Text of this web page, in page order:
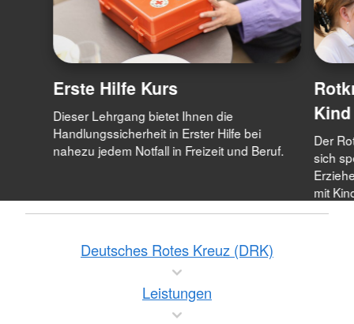
Erste Hilfe Kurs
Dieser Lehrgang bietet Ihnen die
Handlungssicherheit in Erster Hilfe bei
nahezu jedem Notfall in Freizeit und Beruf.
Kind
Der
sich
mit
Deutsches Rotes Kreuz (DRK)
Leistungen